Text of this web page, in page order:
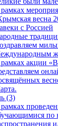
весна
с Россией
акции
(3)
по